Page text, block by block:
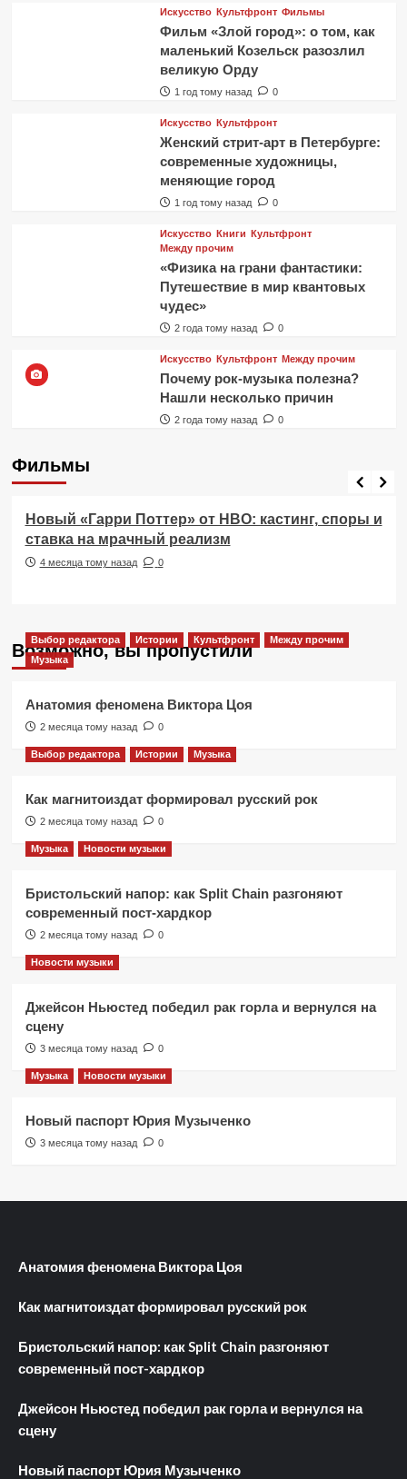
Искусство Культфронт Фильмы
Фильм «Злой город»: о том, как
маленький Козельск разозлил
великую Орду
1 год тому назад 0
Искусство Культфронт
Женский стрит-арт в Петербурге:
современные художницы,
меняющие город
1 год тому назад 0
Искусство Книги Культфронт
Между прочим
«Физика на грани фантастики:
Путешествие в мир квантовых
чудес»
2 года тому назад 0
Искусство Культфронт Между прочим
Почему рок-музыка полезна?
Нашли несколько причин
2 года тому назад 0
Фильмы
Фильмы
Новый «Гарри Поттер» от HBO: кастинг, споры и
ставка на мрачный реализм
4 месяца тому назад 0
Возможно, вы пропустили
Выбор редактора Истории Культфронт
Между прочим
Музыка
Анатомия феномена Виктора Цоя
2 месяца тому назад 0
Выбор редактора Истории Музыка
Как магнитоиздат формировал русский рок
2 месяца тому назад 0
Музыка Новости музыки
Бристольский напор: как Split Chain разгоняют
современный пост-хардкор
2 месяца тому назад 0
Новости музыки
Джейсон Ньюстед победил рак горла и вернулся на
сцену
3 месяца тому назад 0
Музыка Новости музыки
Новый паспорт Юрия Музыченко
3 месяца тому назад 0
Анатомия феномена Виктора Цоя
Как магнитоиздат формировал русский рок
Бристольский напор: как Split Chain разгоняют
современный пост-хардкор
Джейсон Ньюстед победил рак горла и вернулся на
сцену
Новый паспорт Юрия Музыченко